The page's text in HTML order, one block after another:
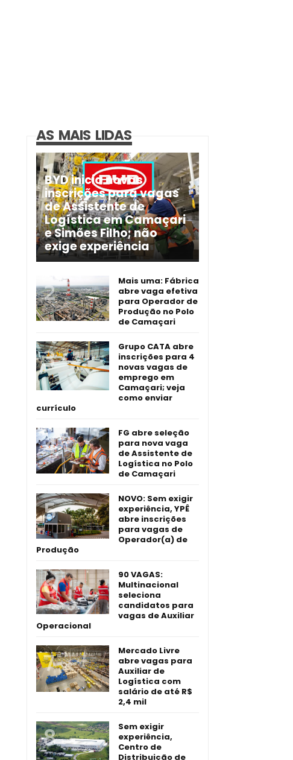
AS MAIS LIDAS
BYD inicia novas
inscrições para vagas
de Assistente de
Logística em Camaçari
e Simões Filho; não
exige experiência
Mais uma: Fábrica
abre vaga efetiva
para Operador de
Produção no Polo
de Camaçari
Grupo CATA abre
inscrições para 4
novas vagas de
emprego em
Camaçari; veja
como enviar
currículo
FG abre seleção
para nova vaga
de Assistente de
Logística no Polo
de Camaçari
NOVO: Sem exigir
experiência, YPÊ
abre inscrições
para vagas de
Operador(a) de
Produção
90 VAGAS:
Multinacional
seleciona
candidatos para
vagas de Auxiliar
Operacional
Mercado Livre
abre vagas para
Auxiliar de
Logística com
salário de até R$
2,4 mil
Sem exigir
experiência,
Centro de
Distribuição de